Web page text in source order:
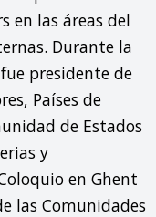
en las áreas del
Durante la
presidente de
Países de
de Estados
y
en Ghent
las Comunidades